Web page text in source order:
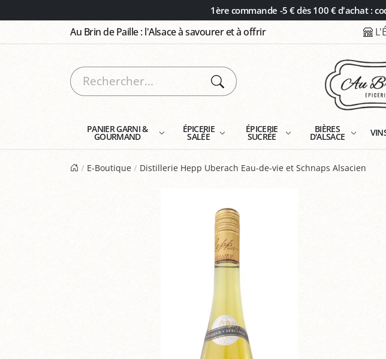
1ère commande -5 € dès 100 € d'achat :
Au Brin de Paille : l'Alsace à savourer et à offrir
PANIER GARNI &
GOURMAND
ÉPICERIE
SALÉE
ÉPICERIE
SUCRÉE
BIÈRES
D'ALSACE
E-Boutique Distillerie Hepp Uberach Eau-de-vie et Schnaps Alsacien